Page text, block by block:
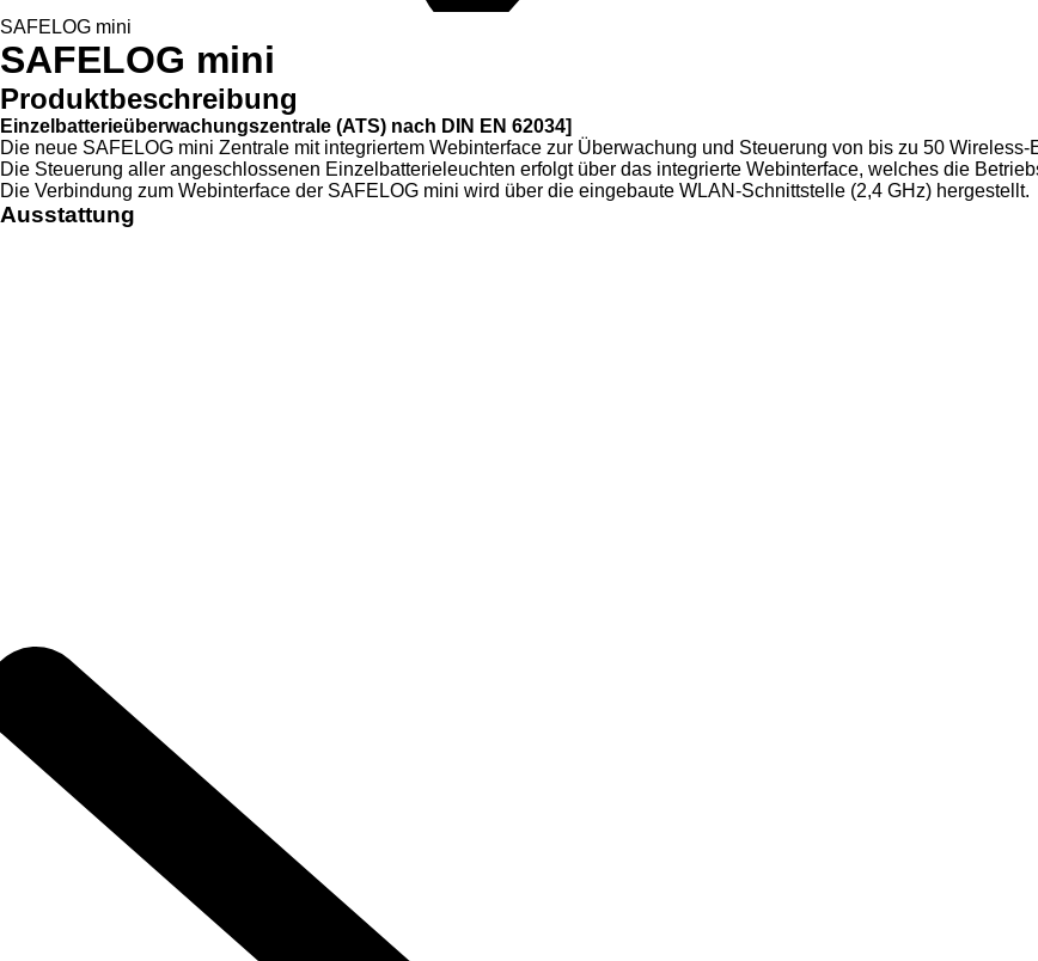
SAFELOG mini
SAFELOG mini
Produktbeschreibung
Einzelbatterieüberwachungszentrale (ATS) nach DIN EN 62034]
Die neue SAFELOG mini Zentrale mit integriertem Webinterface zur Überwachung und Steuerung von bis zu 50
Die Steuerung aller angeschlossenen Einzelbatterieleuchten erfolgt über das integrierte Webinterface, welches die
Die Verbindung zum Webinterface der SAFELOG mini wird über die eingebaute WLAN-Schnittstelle (2,4 GHz) hergestellt.
Ausstattung